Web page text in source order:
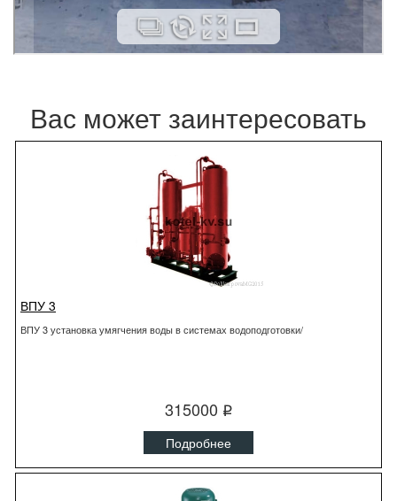
Вас может заинтересовать
ВПУ 3
ВПУ 3 установка умягчения воды в системах водоподготовки/
315000 q
Подробнее